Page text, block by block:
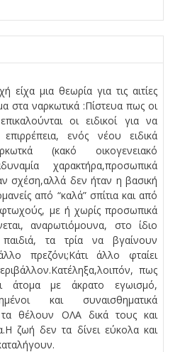
είχα μια θεωρία για τις αιτίες
ναρκωτικά :Πίστευα πως οι
οι ειδικοί για να
ενός νέου ειδικά
(κακό οικογενειακό
χαρακτήρα,προσωπικά
σχέση,αλλά δεν ήταν η βασική
από “καλά” σπίτια και από
φτωχούς, με ή χωρίς προσωπικά
αναρωτιόμουνα, στο ίδιο
τα τρία να βγαίνουν
πρεζόνι;Κάτι άλλο φταίει
πως
άτομα με άκρατο εγωισμό,
και συναισθηματικά
τα θέλουν ΟΛΑ δικά τους και
ζωή δεν τα δίνει εύκολα και